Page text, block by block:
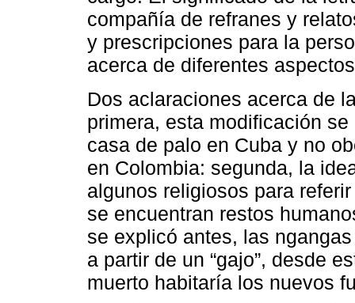
compañía de refranes y
y prescripciones para la
acerca de diferentes
Dos aclaraciones acerca de
primera, esta modificación
casa de palo en Cuba y no
en Colombia: segunda, la
algunos religiosos para
se encuentran restos
se explicó antes, las
a partir de un “gajo”, desde
muerto habitaría los nuevos